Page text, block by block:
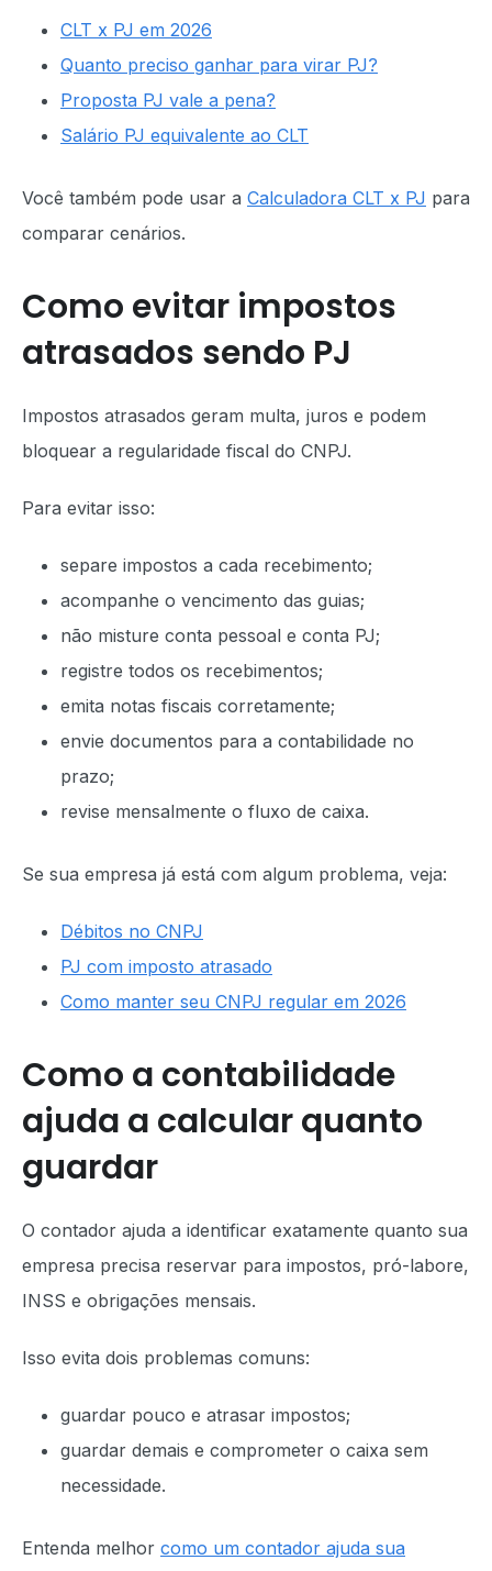
CLT x PJ em 2026
Quanto preciso ganhar para virar PJ?
Proposta PJ vale a pena?
Salário PJ equivalente ao CLT
Você também pode usar a Calculadora CLT x PJ para
comparar cenários.
Como evitar impostos
atrasados sendo PJ
Impostos atrasados geram multa, juros e podem
bloquear a regularidade fiscal do CNPJ.
Para evitar isso:
separe impostos a cada recebimento;
acompanhe o vencimento das guias;
não misture conta pessoal e conta PJ;
registre todos os recebimentos;
emita notas fiscais corretamente;
envie documentos para a contabilidade no
prazo;
revise mensalmente o fluxo de caixa.
Se sua empresa já está com algum problema, veja:
Débitos no CNPJ
PJ com imposto atrasado
Como manter seu CNPJ regular em 2026
Como a contabilidade
ajuda a calcular quanto
guardar
O contador ajuda a identificar exatamente quanto sua
empresa precisa reservar para impostos, pró-labore,
INSS e obrigações mensais.
Isso evita dois problemas comuns:
guardar pouco e atrasar impostos;
guardar demais e comprometer o caixa sem
necessidade.
Entenda melhor como um contador ajuda sua